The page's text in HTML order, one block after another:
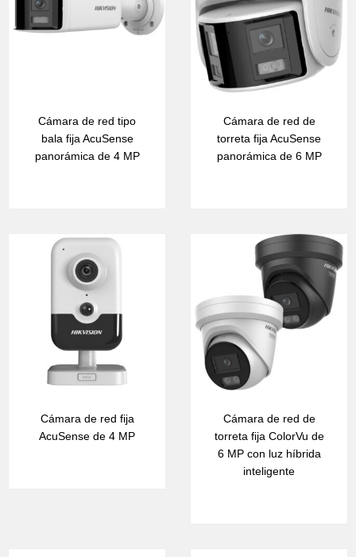
Cámara de red tipo
bala fija AcuSense
panorámica de 4 MP
Cámara de red de
torreta fija AcuSense
panorámica de 6 MP
Cámara de red fija
AcuSense de 4 MP
Cámara de red de
torreta fija ColorVu de
6 MP con luz híbrida
inteligente